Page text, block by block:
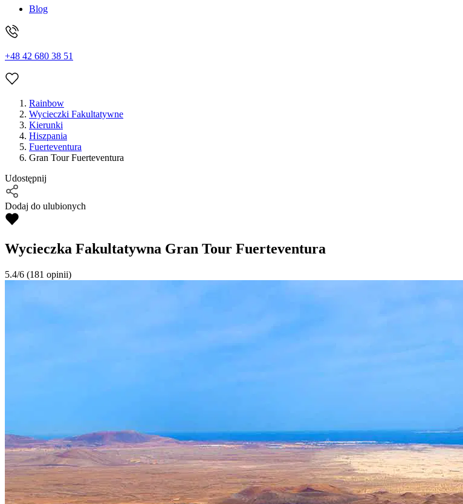
Blog
+48 42 680 38 51
Rainbow
Wycieczki Fakultatywne
Kierunki
Hiszpania
Fuerteventura
Gran Tour Fuerteventura
Udostępnij
Dodaj do ulubionych
Wycieczka Fakultatywna Gran Tour Fuerteventura
5.4/6 (181 opinii)